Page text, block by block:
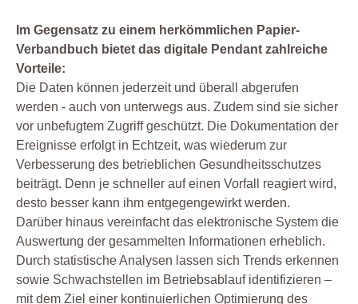
Im Gegensatz zu einem herkömmlichen Papier-
Verbandbuch bietet das digitale Pendant zahlreiche
Vorteile:
Die Daten können jederzeit und überall abgerufen
werden - auch von unterwegs aus. Zudem sind sie sicher
vor unbefugtem Zugriff geschützt. Die Dokumentation der
Ereignisse erfolgt in Echtzeit, was wiederum zur
Verbesserung des betrieblichen Gesundheitsschutzes
beiträgt. Denn je schneller auf einen Vorfall reagiert wird,
desto besser kann ihm entgegengewirkt werden.
Darüber hinaus vereinfacht das elektronische System die
Auswertung der gesammelten Informationen erheblich.
Durch statistische Analysen lassen sich Trends erkennen
sowie Schwachstellen im Betriebsablauf identifizieren –
mit dem Ziel einer kontinuierlichen Optimierung des